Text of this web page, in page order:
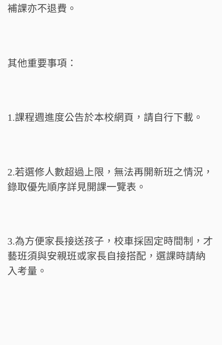
補課亦不退費。
其他重要事項：
1.課程週進度公告於本校網頁，請自行下載。
2.若選修人數超過上限，無法再開新班之情況，
錄取優先順序詳見開課一覽表。
3.為方便家長接送孩子，校車採固定時間制，才
藝班須與安親班或家長自接搭配，選課時請納
入考量。